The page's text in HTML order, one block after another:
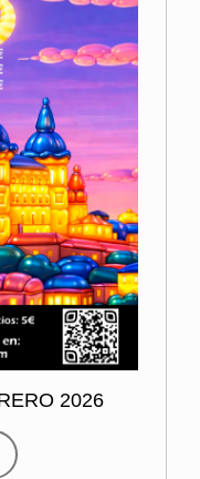
2026